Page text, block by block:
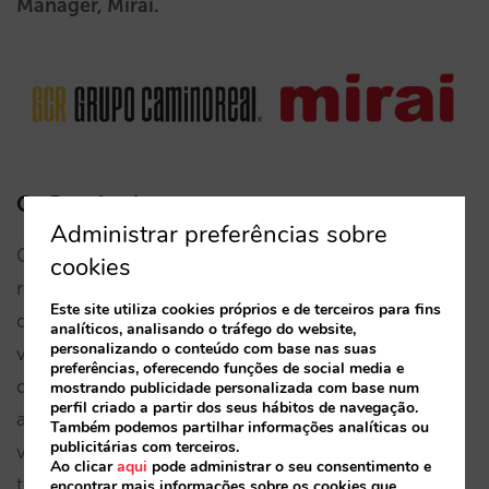
Manager, Mirai.
Os Resultados
Com essa estratégia, o Grupo Camino Real
registrou um aumento anual de 7% nas vendas
diretas pelo site e um crescimento de 9,9% nas
vendas em todos os seus canais, incluindo motor
de reservas e call center. Esses resultados levaram
a um aumento de 83% na receita proveniente das
vendas reportadas no Google Ads e a um ROAS
Administrar preferências sobre
cookies
Este site utiliza cookies próprios e de terceiros para fins
analíticos, analisando o tráfego do website,
personalizando o conteúdo com base nas suas
preferências, oferecendo funções de social media e
mostrando publicidade personalizada com base num
perfil criado a partir dos seus hábitos de navegação.
Também podemos partilhar informações analíticas ou
publicitárias com terceiros.
Ao clicaraqui pode administrar o seu consentimento e